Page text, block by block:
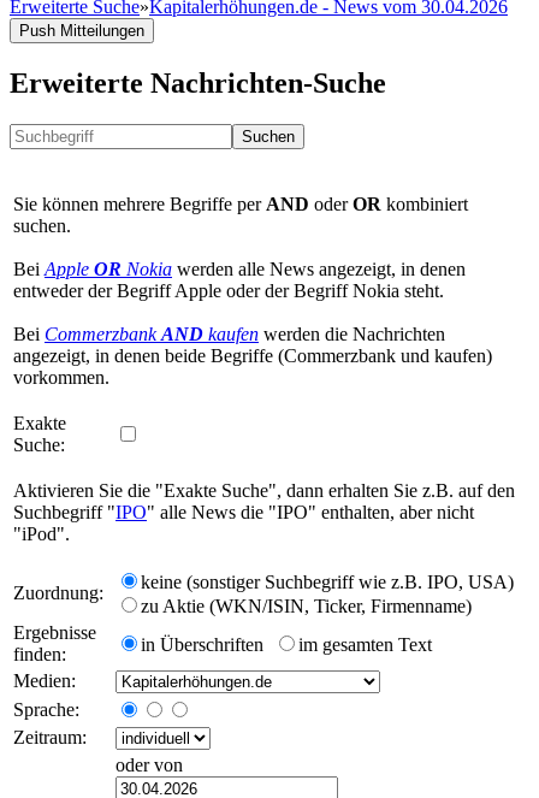
Erweiterte Suche»Kapitalerhöhungen.de - News vom 30.04.2026
Push Mitteilungen
Erweiterte Nachrichten-Suche
Suchen
Sie können mehrere Begriffe per AND oderOR kombiniert
suchen.
Bei Apple OR Nokia werden alle News angezeigt, in denen
entweder der Begriff Apple oder der Begriff Nokia steht.
Bei CommerzbankAND kaufen werden die Nachrichten
angezeigt, in denen beide Begriffe (Commerzbank und kaufen)
vorkommen.
Exakte
Suche:
Aktivieren Sie die "Exakte Suche", dann erhalten Sie z.B. auf den
Suchbegriff "IPO" alle News die "IPO" enthalten, aber nicht
"iPod".
Zuordnung:
keine (sonstiger Suchbegriff wie z.B. IPO, USA)
zu Aktie (WKN/ISIN, Ticker, Firmenname)
Ergebnisse
finden:
in Überschriften
im gesamten Text
Medien:
Sprache:
Zeitraum:
oder von